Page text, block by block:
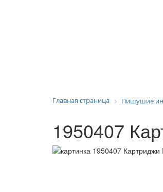
Главная страница Пишушие
1950407